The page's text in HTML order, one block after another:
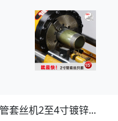
套丝机2至4寸镀锌...